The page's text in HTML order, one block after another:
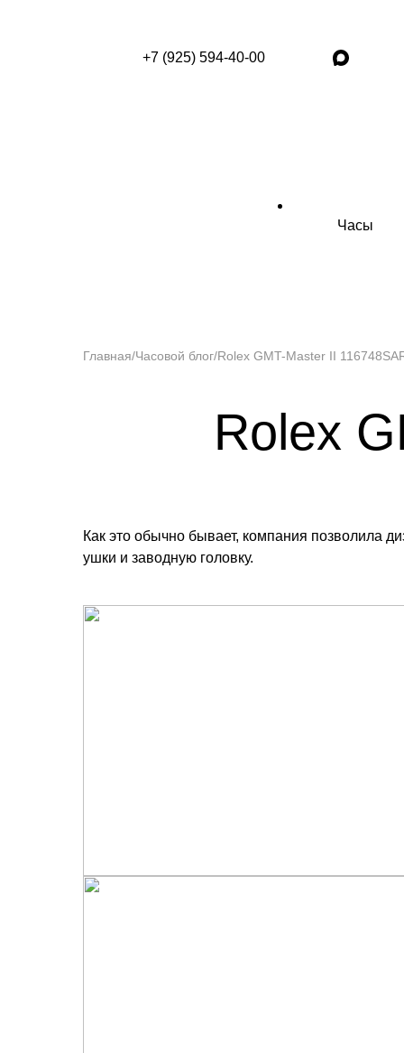
+7 (925) 594-40-00
Часы
Главная/Часовой блог/Rolex GMT-Master II
Rolex
Как это обычно бывает, компания позволила
ушки и заводную головку.